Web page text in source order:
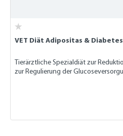
VET Diät Adipositas & Diabetes
Tierärztliche Spezialdiät zur
zur Regulierung der